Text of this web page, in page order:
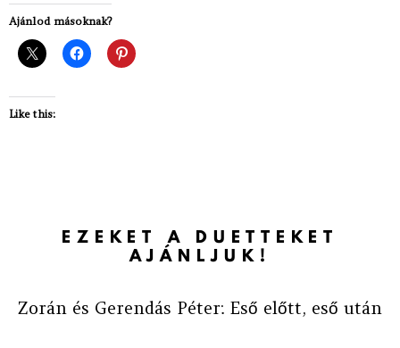
Ajánlod másoknak?
Like this:
EZEKET A DUETTEKET
AJÁNLJUK!
Zorán és Gerendás Péter: Eső előtt, eső után